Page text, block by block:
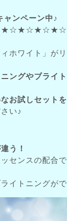
ャンペーン中♪
ホワイト」が
ングやブライ
お試しセット
い♪
う！
センスの配合
イトニングが